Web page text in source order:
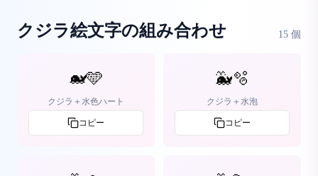
クジラ絵文字の組み合わせ 15 個
🐋🩵
クジラ＋水色ハート
コピー
🐳🫧
クジラ＋水泡
コピー